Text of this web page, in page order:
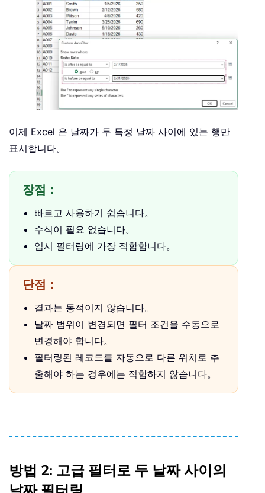
이제 Excel 은 날짜가 두 특정 날짜 사이에 있는 행만
표시합니다。
장점：
빠르고 사용하기 쉽습니다。
수식이 필요 없습니다。
임시 필터링에 가장 적합합니다。
단점：
결과는 동적이지 않습니다。
날짜 범위이 변경되면 필터 조건을 수동으로
변경해야 합니다。
필터링된 레코드를 자동으로 다른 위치로 추
출해야 하는 경우에는 적합하지 않습니다。
방법 2: 고급 필터로 두 날짜 사이의